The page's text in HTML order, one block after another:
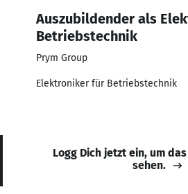
Auszubildender als
Betriebstechnik
Prym Group
Elektroniker für Betriebstechnik
Logg Dich jetzt ein, um
sehen.